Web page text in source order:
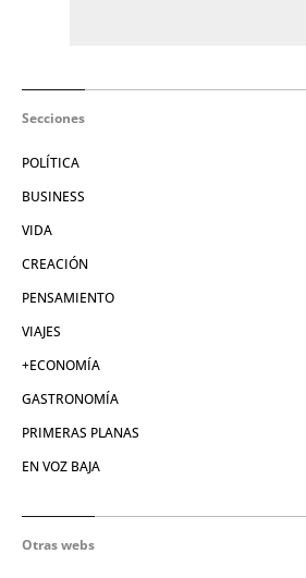
Secciones
POLÍTICA
BUSINESS
VIDA
CREACIÓN
PENSAMIENTO
VIAJES
+ECONOMÍA
GASTRONOMÍA
PRIMERAS PLANAS
EN VOZ BAJA
Otras webs